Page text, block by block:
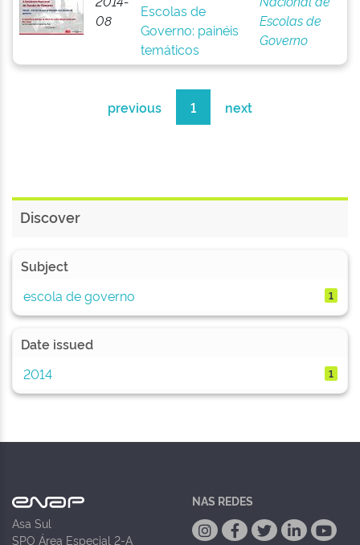
08
Escolas de
Governo: painéis
temáticos
Escolas de
Governo
previous 1 next
Discover
Subject
escola de governo
1
Date issued
2014
1
Asa Sul
SPO Área Especial 2-A
NAS REDES